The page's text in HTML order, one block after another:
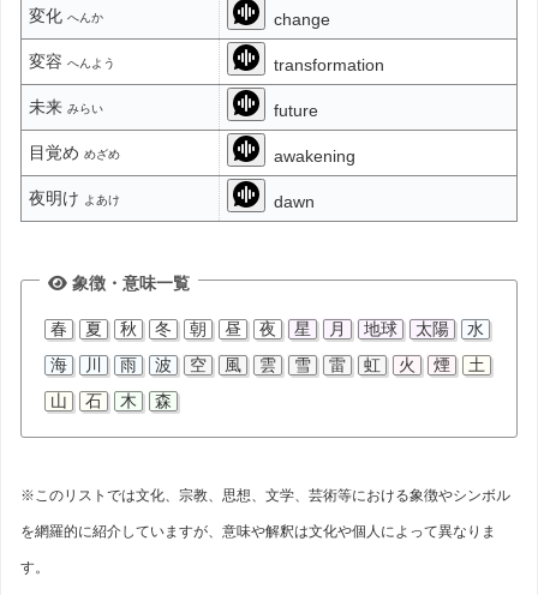
変化 へんか change
変容 へんよう transformation
未来 みらい future
目覚め めざめ awakening
夜明け よあけ dawn
象徴・意味一覧
春 夏 秋 冬 朝 昼 夜 星 月 地球 太陽
水
海
川 雨 波 空 風 雲 雪 雷 虹 火 煙
土
山
石 木 森
※このリストでは文化、宗教、思想、文学、芸術等における象徴やシンボル
を網羅的に紹介していますが、意味や解釈は文化や個人によって異なりま
す。